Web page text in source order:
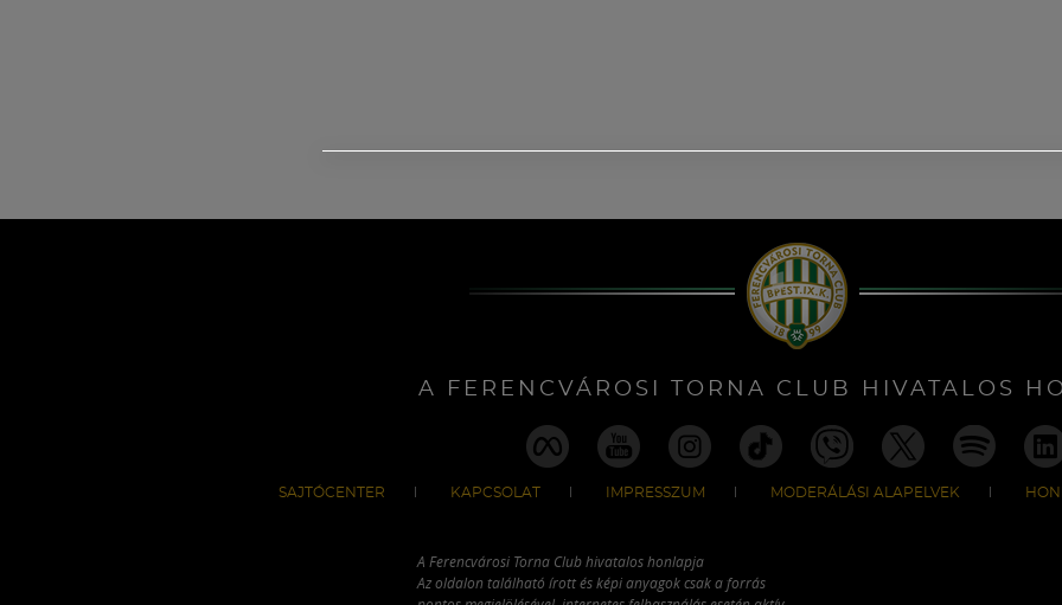
A FERENCVÁROSI TORNA CLUB HIVATALOS
SAJTÓCENTER KAPCSOLAT IMPRESSZUM MODERÁLÁSI ALAPELVEK
A Ferencvárosi Torna Club hivatalos honlapja
Az oldalon található írott és képi anyagok csak a forrás